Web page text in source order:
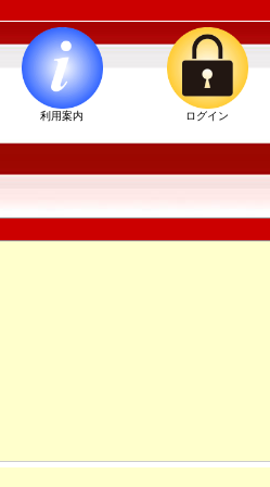
利用案内 ログイン